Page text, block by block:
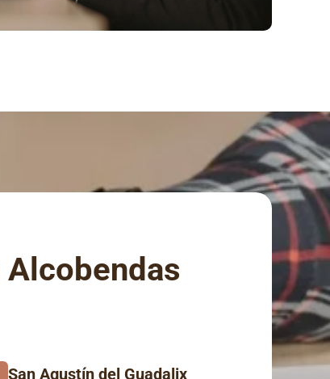
Alcobendas
San Agustín del Guadalix